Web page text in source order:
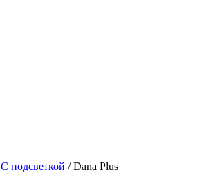
С подсветкой /Dana Plus